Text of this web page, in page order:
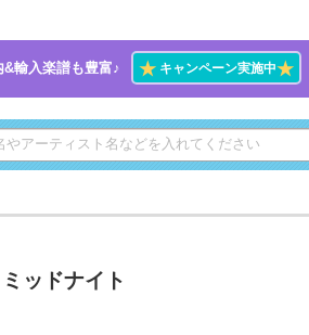
&輸入楽譜も豊富♪ ★キャンペーン実施中★
ッドナイト